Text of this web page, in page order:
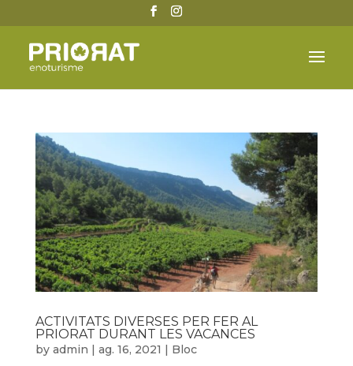
ACTIVITATS DIVERSES PER FER AL
PRIORAT DURANT LES VACANCES
by admin | ag. 16, 2021 | Bloc